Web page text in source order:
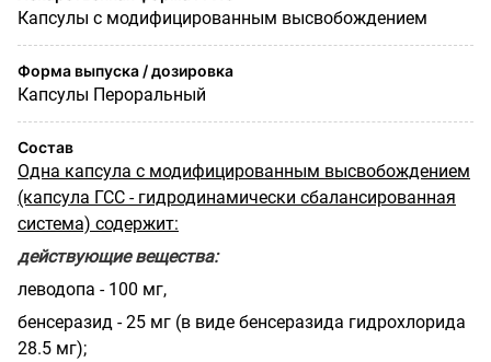
Капсулы с модифицированным высвобождением
Форма выпуска / дозировка
Капсулы Пероральный
Состав
Одна капсула с модифицированным высвобождением
(капсула ГСС - гидродинамически сбалансированная
система) содержит:
действующие вещества:
леводопа - 100 мг,
бенсеразид - 25 мг (в виде бенсеразида гидрохлорида
28.5 мг);